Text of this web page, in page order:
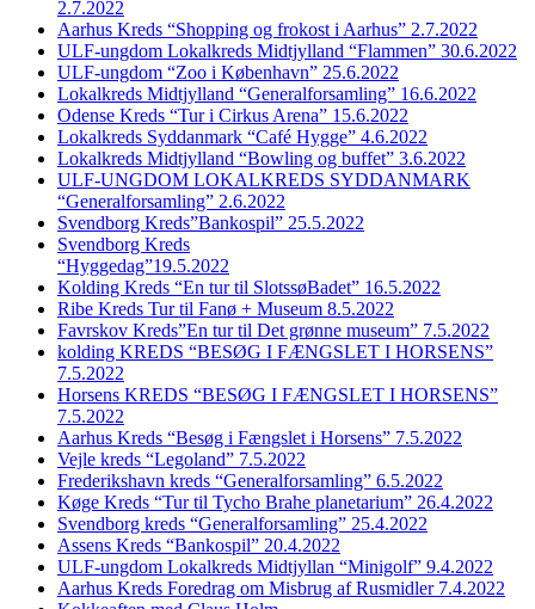
2.7.2022
Aarhus Kreds “Shopping og frokost i Aarhus” 2.7.2022
ULF-ungdom Lokalkreds Midtjylland “Flammen” 30.6.2022
ULF-ungdom “Zoo i København” 25.6.2022
Lokalkreds Midtjylland “Generalforsamling” 16.6.2022
Odense Kreds “Tur i Cirkus Arena” 15.6.2022
Lokalkreds Syddanmark “Café Hygge” 4.6.2022
Lokalkreds Midtjylland “Bowling og buffet” 3.6.2022
ULF-UNGDOM LOKALKREDS SYDDANMARK
“Generalforsamling” 2.6.2022
Svendborg Kreds”Bankospil” 25.5.2022
Svendborg Kreds
“Hyggedag”19.5.2022
Kolding Kreds “En tur til SlotssøBadet” 16.5.2022
Ribe Kreds Tur til Fanø + Museum 8.5.2022
Favrskov Kreds”En tur til Det grønne museum” 7.5.2022
kolding KREDS “BESØG I FÆNGSLET I HORSENS”
7.5.2022
Horsens KREDS “BESØG I FÆNGSLET I HORSENS”
7.5.2022
Aarhus Kreds “Besøg i Fængslet i Horsens” 7.5.2022
Vejle kreds “Legoland” 7.5.2022
Frederikshavn kreds “Generalforsamling” 6.5.2022
Køge Kreds “Tur til Tycho Brahe planetarium” 26.4.2022
Svendborg kreds “Generalforsamling” 25.4.2022
Assens Kreds “Bankospil” 20.4.2022
ULF-ungdom Lokalkreds Midtjyllan “Minigolf” 9.4.2022
Aarhus Kreds Foredrag om Misbrug af Rusmidler 7.4.2022